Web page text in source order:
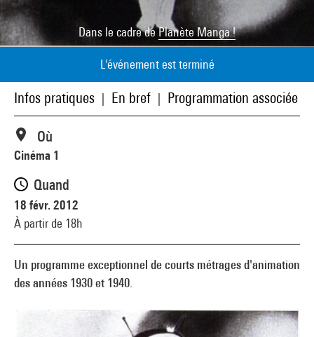
Dans le cadre dePlanète Manga !
L'événement est terminé
Infos pratiques En bref Programmation associée
Un programme exceptionnel de courts métrages d'animation
des années 1930 et 1940.
Où
Cinéma 1
Quand
18 févr. 2012
À partir de 18h